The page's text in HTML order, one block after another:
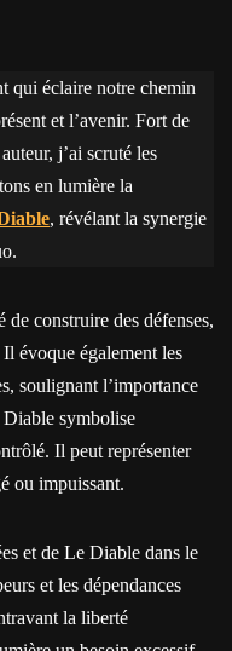
qui éclaire notre chemin
et l’avenir. Fort de
j’ai scruté les
en lumière la
, révélant la synergie
construire des défenses,
évoque également les
soulignant l’importance
symbolise
Il peut représenter
ou impuissant.
et de Le Diable dans le
et les dépendances
la liberté